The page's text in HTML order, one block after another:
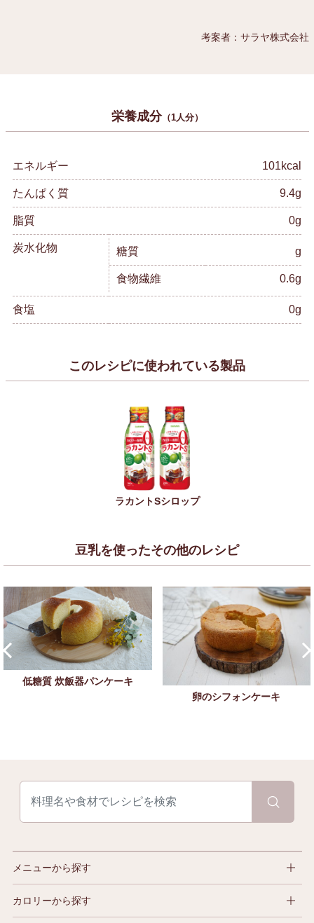
考案者：サラヤ株式会社
栄養成分（1人分）
エネルギー 101kcal
たんぱく質 9.4g
脂質 0g
炭水化物 糖質 g
食物繊維 0.6g
食塩 0g
このレシピに使われている製品
ラカントSシロップ
豆乳を使ったその他のレシピ
低糖質 炊飯器パンケーキ
卵のシフォンケーキ
メニューから探す
カロリーから探す